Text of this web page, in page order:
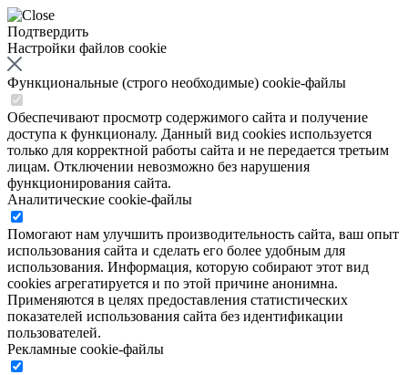
Подтвердить
Настройки файлов cookie
Функциональные (строго необходимые) cookie-файлы
Обеспечивают просмотр содержимого сайта и получение
доступа к функционалу. Данный вид cookies используется
только для корректной работы сайта и не передается третьим
лицам. Отключении невозможно без нарушения
функционирования сайта.
Аналитические cookie-файлы
Помогают нам улучшить производительность сайта, ваш опыт
использования сайта и сделать его более удобным для
использования. Информация, которую собирают этот вид
cookies агрегатируется и по этой причине анонимна.
Применяются в целях предоставления статистических
показателей использования сайта без идентификации
пользователей.
Рекламные cookie-файлы